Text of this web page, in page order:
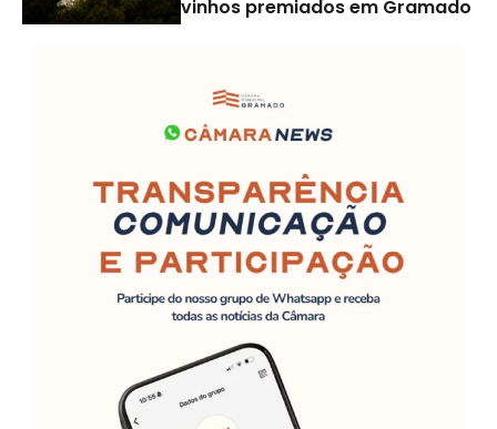
vinhos premiados em Gramado